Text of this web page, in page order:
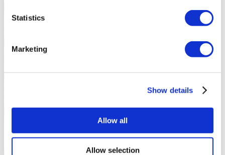
Statistics
Marketing
Show details
Allow all
Allow selection
Reduceri speciale și beneficii pentru pacienții Flymedi
Sfaturi precise de la consultanți cu experiență în domeniul sănătății